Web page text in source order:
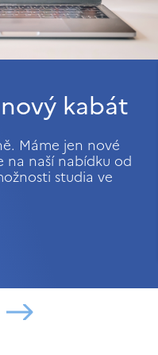
kabát
Máme jen nové
na naší nabídku od
studia ve